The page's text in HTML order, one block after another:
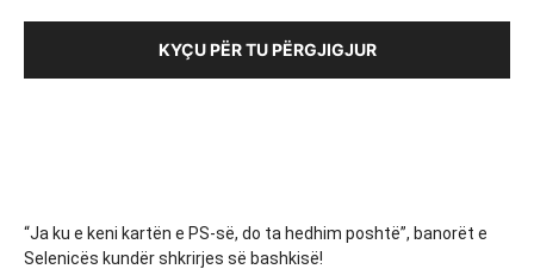
KYÇU PËR TU PËRGJIGJUR
“Ja ku e keni kartën e PS-së, do ta hedhim poshtë”, banorët e
Selenicës kundër shkrirjes së bashkisë!